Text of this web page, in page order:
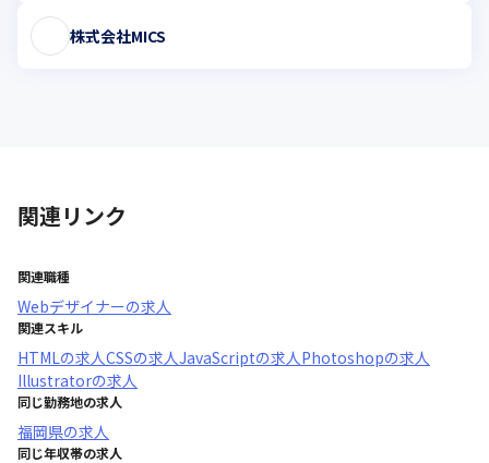
株式会社MICS
関連リンク
関連職種
Webデザイナーの求人
関連スキル
HTMLの求人CSSの求人JavaScriptの求人Photoshopの求人
Illustratorの求人
同じ勤務地の求人
福岡県の求人
同じ年収帯の求人